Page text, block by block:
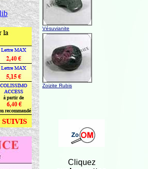
Vésuvianite
Zoizite Rubis
Cliquez